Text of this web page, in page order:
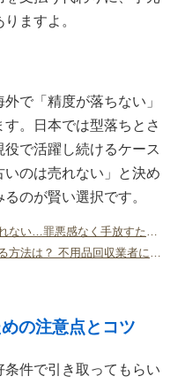
ますよ。
で「精度が落ちない」
。日本では型落ちとさ
で活躍し続けるケース
のは売れない」と決め
のが賢い選択です。
の注意点とコツ
件で引き取ってもらい